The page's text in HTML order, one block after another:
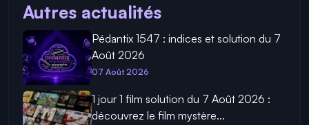
Autres actualités
Pédantix 1547 : indices et solution du 7
Août 2026
07 Août 2026
1 jour 1 film solution du 7 Août 2026 :
découvrez le film mystère...